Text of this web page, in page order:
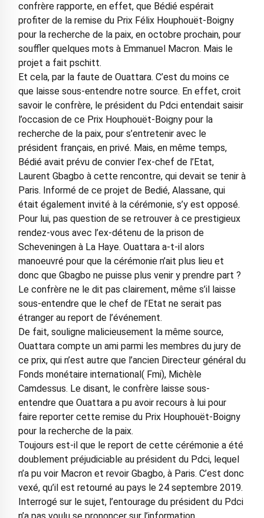
confrère rapporte, en effet, que Bédié espérait
profiter de la remise du Prix Félix Houphouët-Boigny
pour la recherche de la paix, en octobre prochain, pour
souffler quelques mots à Emmanuel Macron. Mais le
projet a fait pschitt.
Et cela, par la faute de Ouattara. C’est du moins ce
que laisse sous-entendre notre source. En effet, croit
savoir le confrère, le président du Pdci entendait saisir
l’occasion de ce Prix Houphouët-Boigny pour la
recherche de la paix, pour s’entretenir avec le
président français, en privé. Mais, en même temps,
Bédié avait prévu de convier l’ex-chef de l’Etat,
Laurent Gbagbo à cette rencontre, qui devait se tenir à
Paris. Informé de ce projet de Bedié, Alassane, qui
était également invité à la cérémonie, s’y est opposé.
Pour lui, pas question de se retrouver à ce prestigieux
rendez-vous avec l’ex-détenu de la prison de
Scheveningen à La Haye. Ouattara a-t-il alors
manoeuvré pour que la cérémonie n’ait plus lieu et
donc que Gbagbo ne puisse plus venir y prendre part ?
Le confrère ne le dit pas clairement, même s’il laisse
sous-entendre que le chef de l’Etat ne serait pas
étranger au report de l’événement.
De fait, souligne malicieusement la même source,
Ouattara compte un ami parmi les membres du jury de
ce prix, qui n’est autre que l’ancien Directeur général du
Fonds monétaire international( Fmi), Michèle
Camdessus. Le disant, le confrère laisse sous-
entendre que Ouattara a pu avoir recours à lui pour
faire reporter cette remise du Prix Houphouët-Boigny
pour la recherche de la paix.
Toujours est-il que le report de cette cérémonie a été
doublement préjudiciable au président du Pdci, lequel
n’a pu voir Macron et revoir Gbagbo, à Paris. C’est donc
vexé, qu’il est retourné au pays le 24 septembre 2019.
Interrogé sur le sujet, l’entourage du président du Pdci